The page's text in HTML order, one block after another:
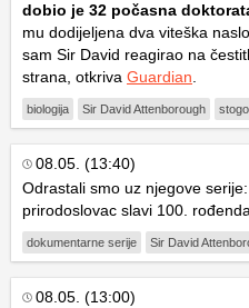
dobio je 32 počasna
mu dodijeljena dva viteška
sam Sir David reagirao na
strana, otkriva Guardian
biologija Sir David Attenborough
08.05. (13:40)
Odrastali smo uz njegove
prirodoslovac slavi 100.
dokumentarne serije Sir David
08.05. (13:00)